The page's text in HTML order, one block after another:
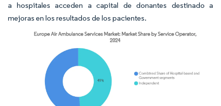
a hospitales acceden a capital de donantes destinado a
mejoras en los resultados de los pacientes.